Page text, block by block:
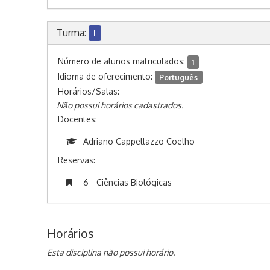
Turma: I
Número de alunos matriculados: 1
Idioma de oferecimento: Português
Horários/Salas:
Não possui horários cadastrados.
Docentes:
Adriano Cappellazzo Coelho
Reservas:
6 - Ciências Biológicas
Horários
Esta disciplina não possui horário.